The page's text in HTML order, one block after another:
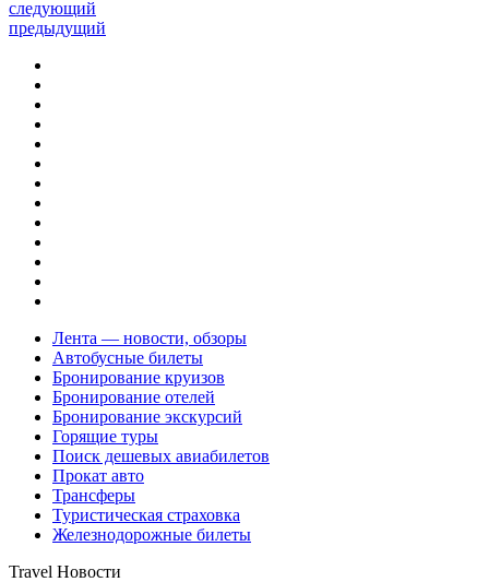
следующий
предыдущий
Лента — новости, обзоры
Автобусные билеты
Бронирование круизов
Бронирование отелей
Бронирование экскурсий
Горящие туры
Поиск дешевых авиабилетов
Прокат авто
Трансферы
Туристическая страховка
Железнодорожные билеты
Travel Новости